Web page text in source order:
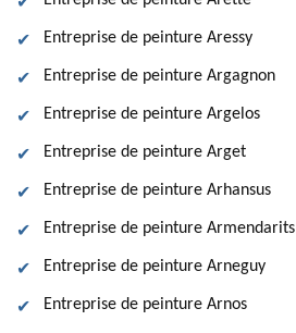
Entreprise de peinture Aressy
Entreprise de peinture Argagnon
Entreprise de peinture Argelos
Entreprise de peinture Arget
Entreprise de peinture Arhansus
Entreprise de peinture Armendarits
Entreprise de peinture Arneguy
Entreprise de peinture Arnos